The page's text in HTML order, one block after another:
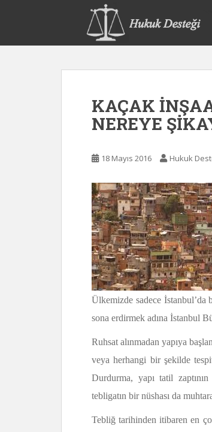
p
KAÇAK
NEREYE
18 Mayıs 2016 Hukuk
Ülkemizde sadece İstanbul’da
sona erdirmek adına İstanbul
Ruhsat alınmadan yapıya
veya herhangi bir şekilde
Durdurma, yapı tatil
tebligatın bir nüshası da
Tebliğ tarihinden itibaren en